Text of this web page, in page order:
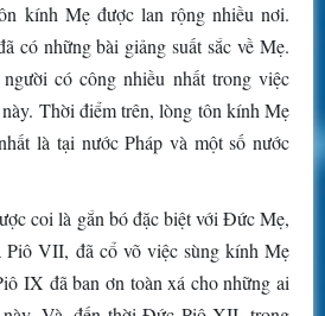
kính Mẹ được lan rộng nhiều nơi.
có những bài giảng suất sắc về Mẹ.
có công nhiều nhất trong việc
Thời điểm trên, lòng tôn kính Mẹ
là tại nước Pháp và một số nước
coi là gắn bó đặc biệt với Đức Mẹ,
VII, đã cổ võ việc sùng kính Mẹ
IX đã ban ơn toàn xá cho những ai